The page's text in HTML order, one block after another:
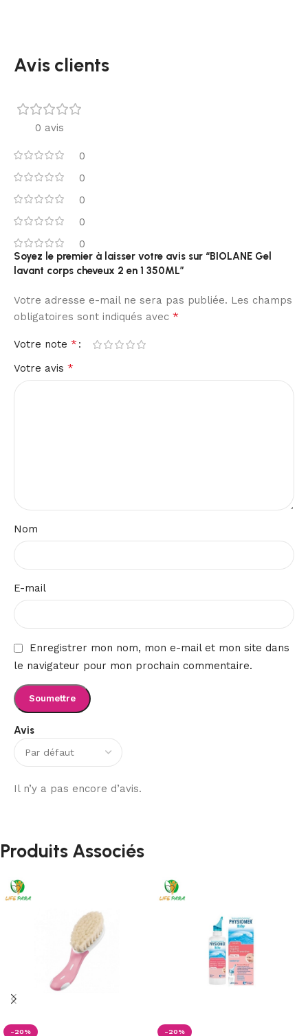
Avis clients
0 avis
0
0
0
0
0
Avis
Il n’y a pas encore d’avis.
Soyez le premier à laisser votre avis sur “BIOLANE Gel
lavant corps cheveux 2 en 1 350ML”
Votre adresse e-mail ne sera pas publiée. Les champs
obligatoires sont indiqués avec *
Votre note *
Votre avis *
Nom
E-mail
Enregistrer mon nom, mon e-mail et mon site dans
le navigateur pour mon prochain commentaire.
Produits Associés
-20% -20%